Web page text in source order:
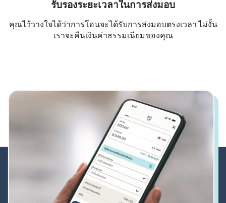
รับรองระยะเวลาในการส่งมอบ
คุณไว้วางใจได้ว่าการโอนจะได้รับการส่งมอบตรงเวลา ไม่งั้น
เราจะคืนเงินค่าธรรมเนียมของคุณ